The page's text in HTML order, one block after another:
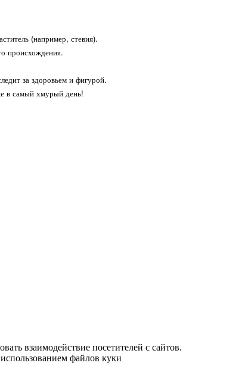
(например, стевия).
происхождения.
за здоровьем и фигурой.
в самый хмурый день!
взаимодействие посетителей с сайтов.
файлов куки